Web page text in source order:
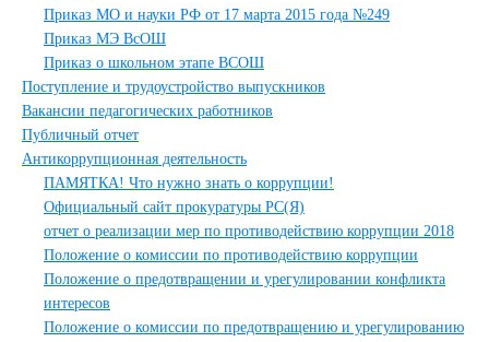
Приказ МО и науки РФ от 17 марта 2015 года №249
Приказ МЭ ВсОШ
Приказ о школьном этапе ВСОШ
Поступление и трудоустройство выпускников
Вакансии педагогических работников
Публичный отчет
Антикоррупционная деятельность
ПАМЯТКА! Что нужно знать о коррупции!
Официальный сайт прокуратуры РС(Я)
отчет о реализации мер по противодействию коррупции 2018
Положение о комиссии по противодействию коррупции
Положение о предотвращении и урегулировании конфликта
интересов
Положение о комиссии по предотвращению и урегулированию